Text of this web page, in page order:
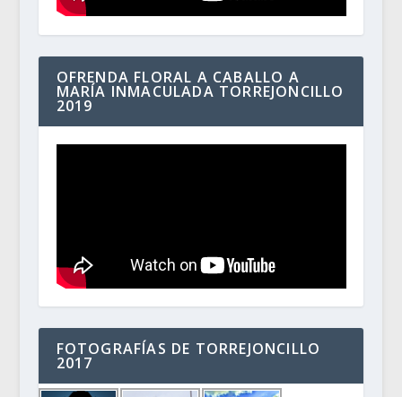
OFRENDA FLORAL A CABALLO A
MARÍA INMACULADA TORREJONCILLO
2019
FOTOGRAFÍAS DE TORREJONCILLO
2017